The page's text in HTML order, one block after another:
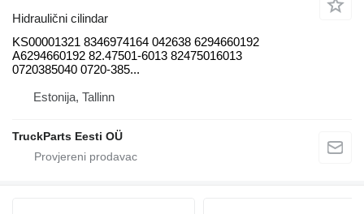
Hidraulični cilindar
KS00001321 8346974164 042638 6294660192
A6294660192 82.47501-6013 82475016013
0720385040 0720-385...
Estonija, Tallinn
TruckParts Eesti OÜ